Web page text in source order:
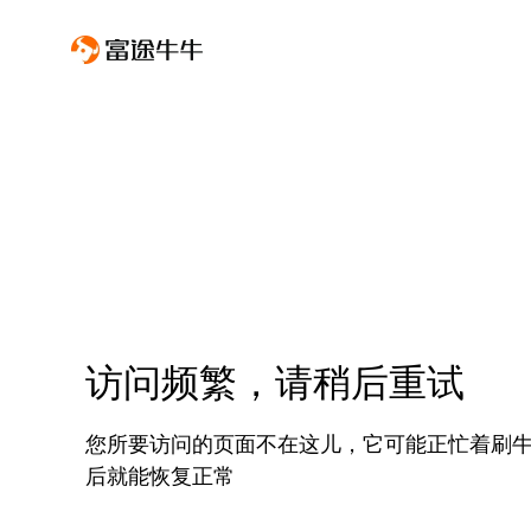
访问频繁，请稍后重试
您所要访问的页面不在这儿，它可能正忙着刷
后就能恢复正常